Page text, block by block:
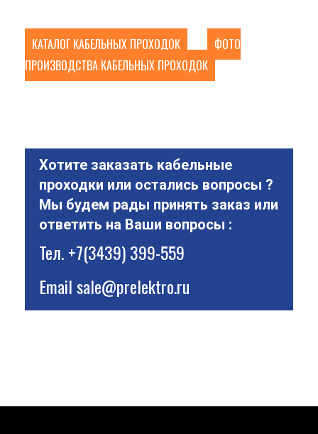
КАТАЛОГ КАБЕЛЬНЫХ ПРОХОДОК
ФОТО
ПРОИЗВОДСТВА КАБЕЛЬНЫХ ПРОХОДОК
Хотите заказать кабельные
проходки или остались вопросы ?
Мы будем рады принять заказ или
ответить на Ваши вопросы :
Тел.+7(3439) 399-559
Emailsale@prelektro.ru